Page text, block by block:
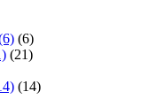
(6)
(21)
(14)